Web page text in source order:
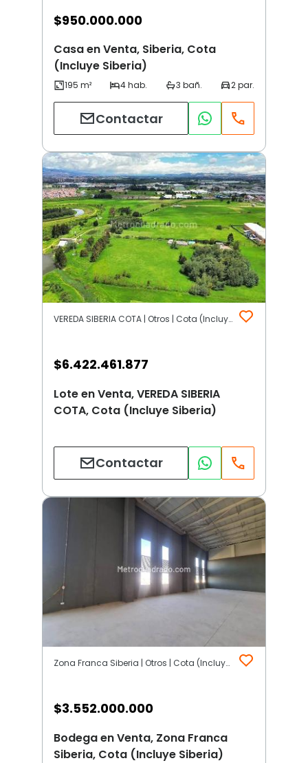
$950.000.000
Casa en Venta, Siberia, Cota
(Incluye Siberia)
Contactar
VEREDA SIBERIA COTA | Otros | Cota (Incluye Siberia)
$6.422.461.877
Lote en Venta, VEREDA SIBERIA
COTA, Cota (Incluye Siberia)
Contactar
Zona Franca Siberia | Otros | Cota (Incluye Siberia)
$3.552.000.000
Bodega en Venta, Zona Franca
Siberia, Cota (Incluye Siberia)